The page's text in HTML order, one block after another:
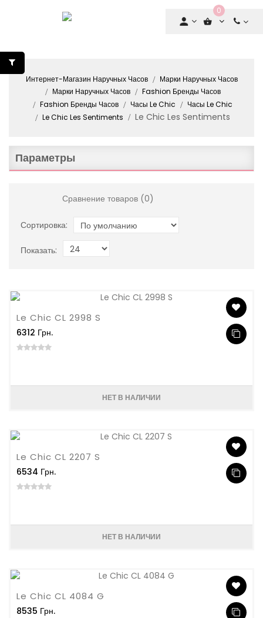
0
Интернет-Магазин Наручных Часов
Марки Наручных Часов
Марки Наручных Часов
Fashion Бренды Часов
Fashion Бренды Часов
Часы Le Chic
Часы Le Chic
Le Chic Les Sentiments
Le Chic Les Sentiments
Параметры
Сравнение товаров (0)
Сортировка:
Показать:
Le Chic CL 2998 S
6312 Грн.
НЕТ В НАЛИЧИИ
Le Chic CL 2207 S
6534 Грн.
НЕТ В НАЛИЧИИ
Le Chic CL 4084 G
8535 Грн.